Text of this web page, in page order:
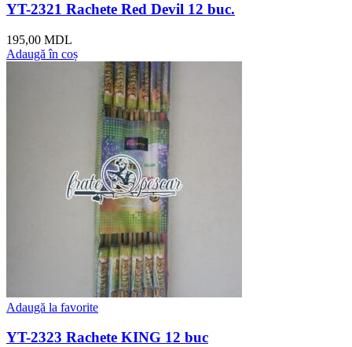
YT-2321 Rachete Red Devil 12 buc.
195,00 MDL
Adaugă în coș
Adaugă la favorite
YT-2323 Rachete KING 12 buc